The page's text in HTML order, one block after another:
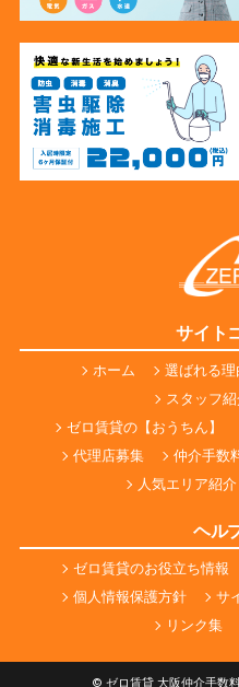
サイト
ホーム 選ばれる理
スタッフ
ゼロ賃貸の【おうちん】
代理店募集
仲介手数
人気エリア紹介
ヘル
ゼロ賃貸のお役立ち情報
個人情報保護方針
サ
リンク集
© ゼロ賃貸 大阪仲介手数